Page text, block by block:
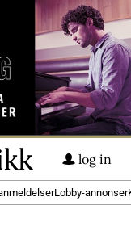
log in
Lobby-annonser